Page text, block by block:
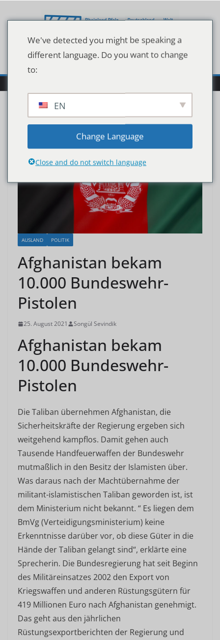
Inhalt
AUSLAND POLITIK
Afghanistan bekam
10.000 Bundeswehr-
Pistolen
25. August 2021 Songül Sevindik
Afghanistan bekam
10.000 Bundeswehr-
Pistolen
Die Taliban übernehmen Afghanistan, die
Sicherheitskräfte der Regierung ergeben sich
weitgehend kampflos. Damit gehen auch
Tausende Handfeuerwaffen der Bundeswehr
mutmaßlich in den Besitz der Islamisten über.
Was daraus nach der Machtübernahme der
militant-islamistischen Taliban geworden ist, ist
dem Ministerium nicht bekannt. “ Es liegen dem
BmVg (Verteidigungsministerium) keine
Erkenntnisse darüber vor, ob diese Güter in die
Hände der Taliban gelangt sind“, erklärte eine
Sprecherin. Die Bundesregierung hat seit Beginn
des Militäreinsatzes 2002 den Export von
Kriegswaffen und anderen Rüstungsgütern für
419 Millionen Euro nach Afghanistan genehmigt.
Das geht aus den jährlichen
Rüstungsexportberichten der Regierung und
We've detected you might be speaking a
different language. Do you want to change
to:
EN
Change Language
Close and do not switch language